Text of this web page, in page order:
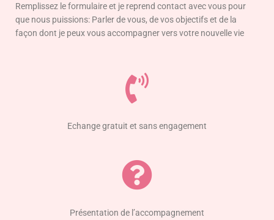
Remplissez le formulaire et je reprend contact avec vous pour
que nous puissions: Parler de vous, de vos objectifs et de la
façon dont je peux vous accompagner vers votre nouvelle vie
Echange gratuit et sans engagement
Présentation de l’accompagnement